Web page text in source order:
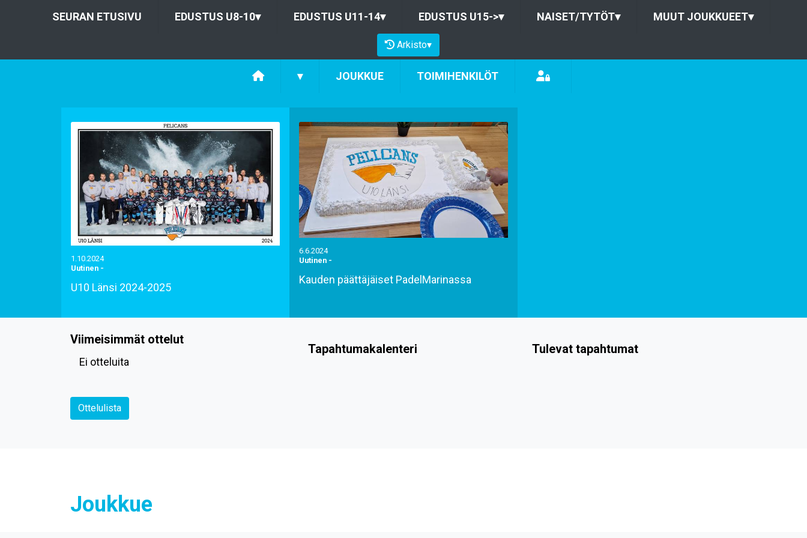
SEURAN ETUSIVU EDUSTUS U8-10▾ EDUSTUS U11-14▾ EDUSTUS U15->▾ NAISET/TYTÖT▾ MUUT JOUKKUEET▾
Arkisto▾
▾ JOUKKUE TOIMIHENKILÖT
1.10.2024
Uutinen -
U10 Länsi 2024-2025
6.6.2024
Uutinen -
Kauden päättäjäiset PadelMarinassa
Viimeisimmät ottelut
Ei otteluita
Ottelulista
Tapahtumakalenteri Tulevat tapahtumat
Joukkue